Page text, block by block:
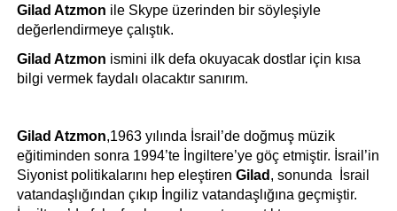
Gilad Atzmon ile Skype üzerinden bir söyleşiyle
değerlendirmeye çalıştık.
Gilad Atzmon ismini ilk defa okuyacak dostlar için kısa
bilgi vermek faydalı olacaktır sanırım.
Gilad Atzmon,1963 yılında İsrail’de doğmuş müzik
eğitiminden sonra 1994’te İngiltere’ye göç etmiştir. İsrail’in
Siyonist politikalarını hep eleştiren Gilad , sonunda  İsrail
vatandaşlığından çıkıp İngiliz vatandaşlığına geçmiştir.